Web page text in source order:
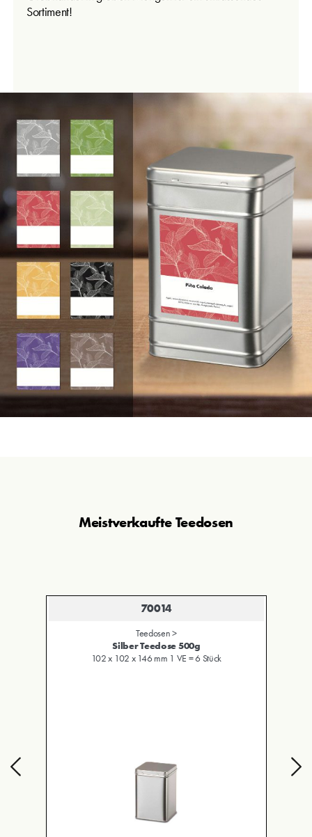
Sortiment!
MeistverkaufteTeedosen
70014
Teedosen >
Silber Teedose 500g
102 x 102 x 146 mm 1 VE = 6 Stück